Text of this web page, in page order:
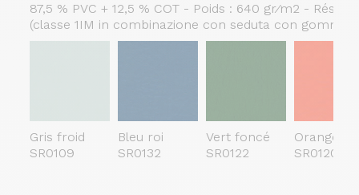
87,5 % PVC + 12,5 % COT - Poids : 640 gr⁄m2 -
(classe 1IM in combinazione con seduta con gomma
Gris froid
SR0109
Bleu roi
SR0132
Vert foncé
SR0122
Orange
SR0120